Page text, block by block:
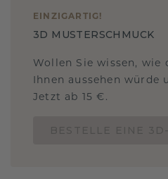
EINZIGARTIG !
3D MUSTERSCHMUCK
Wollen Sie wissen, wie
Ihnen aussehen würde
Jetzt ab 15 €.